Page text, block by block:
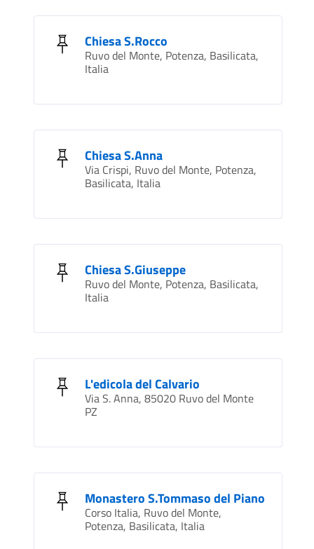
Chiesa S.Rocco
Ruvo del Monte, Potenza, Basilicata,
Italia
Chiesa S.Anna
Via Crispi, Ruvo del Monte, Potenza,
Basilicata, Italia
Chiesa S.Giuseppe
Ruvo del Monte, Potenza, Basilicata,
Italia
L'edicola del Calvario
Via S. Anna, 85020 Ruvo del Monte
PZ
Monastero S.Tommaso del Piano
Corso Italia, Ruvo del Monte,
Potenza, Basilicata, Italia